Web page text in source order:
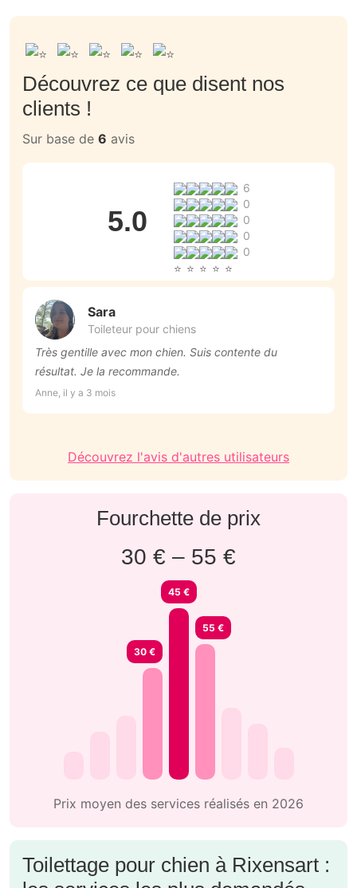
Découvrez ce que disent nos
clients !
Sur base de 6 avis
5.0
6
0
0
0
0
Sara
Toileteur pour chiens
Très gentille avec mon chien. Suis contente du
résultat. Je la recommande.
Anne, il y a 3 mois
Découvrez l'avis d'autres utilisateurs
Fourchette de prix
30 € – 55 €
30 €
45 €
55 €
Prix moyen des services réalisés en 2026
Toilettage pour chien à Rixensart :